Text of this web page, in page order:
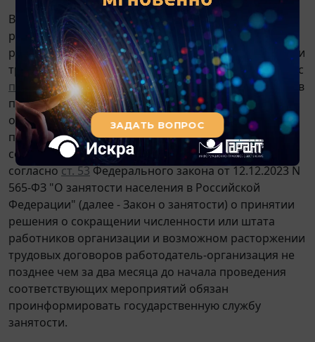
В силу части первой ст. 82
ТК РФ при принятии
решения о сокращении численности или штата
работников организации и возможном расторжении
трудовых договоров с работниками в соответствии с
п. 2 части первой ст. 81ТК РФ работодатель обязан в
письменной форме сообщить об этом выборному
органу первичной профсоюзной организации не
позднее чем за два месяца до начала проведения
соответствующих мероприятий. Помимо этого,
согласност. 53Федерального закона от 12.12.2023 N
565-ФЗ "О занятости населения в Российской
Федерации" (далее - Закон о занятости) о принятии
решения о сокращении численности или штата
работников организации и возможном расторжении
трудовых договоров работодатель-организация не
позднее чем за два месяца до начала проведения
соответствующих мероприятий обязан
проинформировать государственную службу
занятости.